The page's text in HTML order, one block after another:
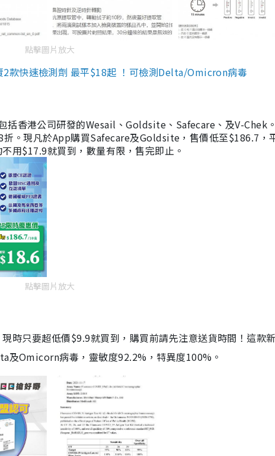
點擊圖片放大
款快速檢測劑 最平$18起 ！可檢測Delta/Omicron病毒
括香港公司研發的Wesail、Goldsite、Safecare、及V-Chek
。現凡於App購買Safecare及Goldsite，售價低至$186.7，
用$17.9就買到，數量有限，售完即止。
點擊圖片放大
時只要超低價$9.9就買到，購買前請先注意送貨時間！這款
及Omicorn病毒，靈敏度92.2%，特異度100%。